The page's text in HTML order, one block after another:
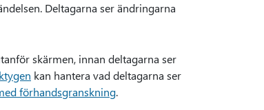
Deltagarna ser ändringarna
skärmen, innan deltagarna ser
kan hantera vad deltagarna ser
förhandsgranskning.